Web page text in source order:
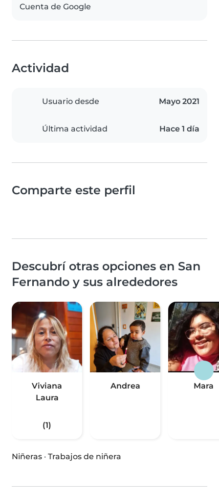
Cuenta de Google
Actividad
Usuario desde Mayo 2021
Última actividad Hace 1 día
Comparte este perfil
Descubrí otras opciones en San
Fernando y sus alrededores
Viviana
Laura
(1)
Andrea Mara
Niñeras · Trabajos de niñera